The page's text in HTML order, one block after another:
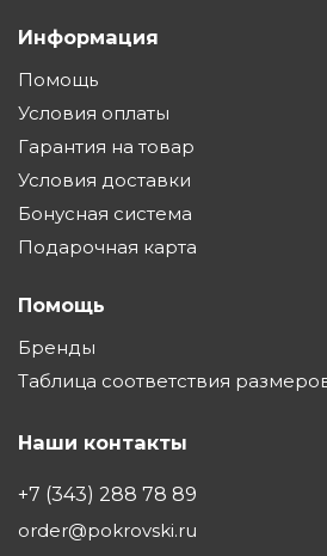
Информация
Помощь
Условия оплаты
Гарантия на товар
Условия доставки
Бонусная система
Подарочная карта
Помощь
Бренды
Таблица соответствия
Наши контакты
+7 (343) 288 78 89
order@pokrovski.ru